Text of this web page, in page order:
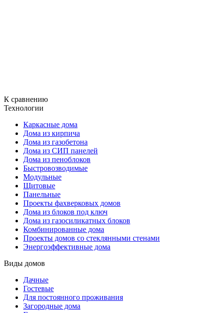
К сравнению
Технологии
Каркасные дома
Дома из кирпича
Дома из газобетона
Дома из СИП панелей
Дома из пеноблоков
Быстровозводимые
Модульные
Щитовые
Панельные
Проекты фахверковых домов
Дома из блоков под ключ
Дома из газосиликатных блоков
Комбинированные дома
Проекты домов со стеклянными стенами
Энергоэффективные дома
Виды домов
Дачные
Гостевые
Для постоянного проживания
Загородные дома